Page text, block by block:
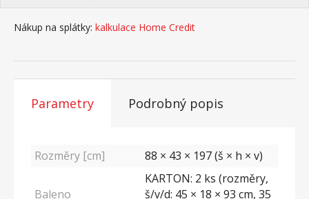
Nákup na splátky: kalkulace Home Credit
Parametry Podrobný popis
Rozměry [cm] 88 × 43 × 197 (š × h × v)
Baleno
KARTON: 2 ks (rozměry,
š/v/d: 45 × 18 × 93 cm, 35